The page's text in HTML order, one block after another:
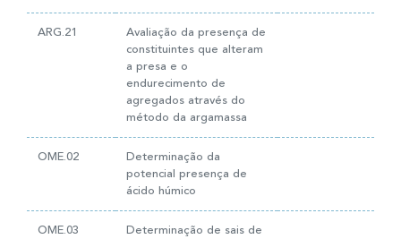
ARG.21
Avaliação da presença de
constituintes que alteram
a presa e o
endurecimento de
agregados através do
método da argamassa
OME.02
Determinação da
potencial presença de
ácido húmico
OME.03
Determinação de sais de